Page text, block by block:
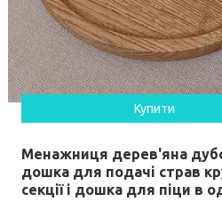
Купити
Менажниця дерев'яна
дошка для подачі страв
секції і дошка для піци в